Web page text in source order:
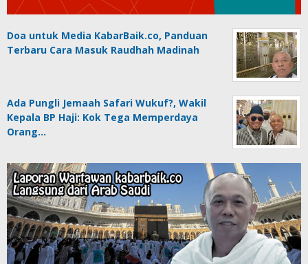
Doa untuk Media KabarBaik.co, Panduan
Terbaru Cara Masuk Raudhah Madinah
Ada Pungli Jemaah Safari Wukuf?, Wakil
Kepala BP Haji: Kok Tega Memperdaya
Orang…